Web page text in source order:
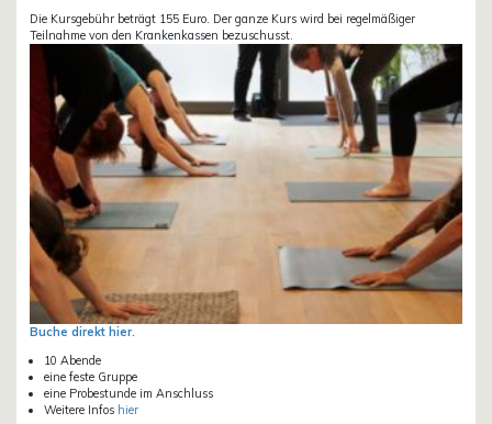
Die Kursgebühr beträgt 155 Euro. Der ganze Kurs wird bei regelmäßiger
Teilnahme von den Krankenkassen bezuschusst.
Buche direkt hier.
10 Abende
eine feste Gruppe
eine Probestunde im Anschluss
Weitere Infos hier